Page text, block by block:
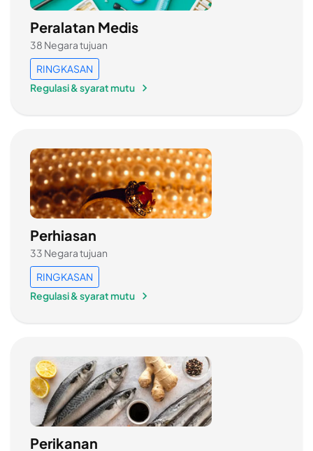
Peralatan Medis
38 Negara tujuan
RINGKASAN
Regulasi & syarat mutu
Perhiasan
33 Negara tujuan
RINGKASAN
Regulasi & syarat mutu
Perikanan